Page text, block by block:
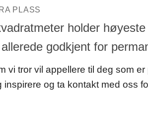
PLASS
holder
godkjent for
vi tror vil appellere til deg som
og ta kontakt med oss